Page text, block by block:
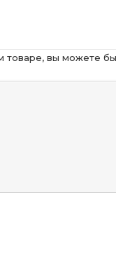
товаре, вы можете